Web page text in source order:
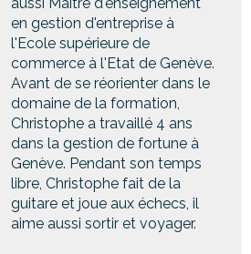
en gestion d'entreprise à
l'Ecole supérieure de
commerce à l'Etat de Genève.
Avant de se réorienter dans le
domaine de la formation,
Christophe a travaillé 4 ans
dans la gestion de fortune à
Genève. Pendant son temps
libre, Christophe fait de la
guitare et joue aux échecs, il
aime aussi sortir et voyager.